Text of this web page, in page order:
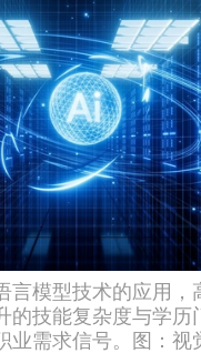
言模型技术的应用，
的技能复杂度与学历
业需求信号。图：视